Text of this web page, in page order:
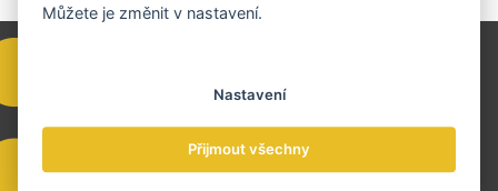
Můžete je změnit v nastavení.
Nastavení
Přijmout všechny